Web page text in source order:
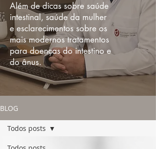
Além de dicas sobre saúde
intestinal, saúde da mulher
e esclarecimentos sobre os
mais modernos tratamentos
para doenças do intestino e
do ânus.
BLOG
Todos posts